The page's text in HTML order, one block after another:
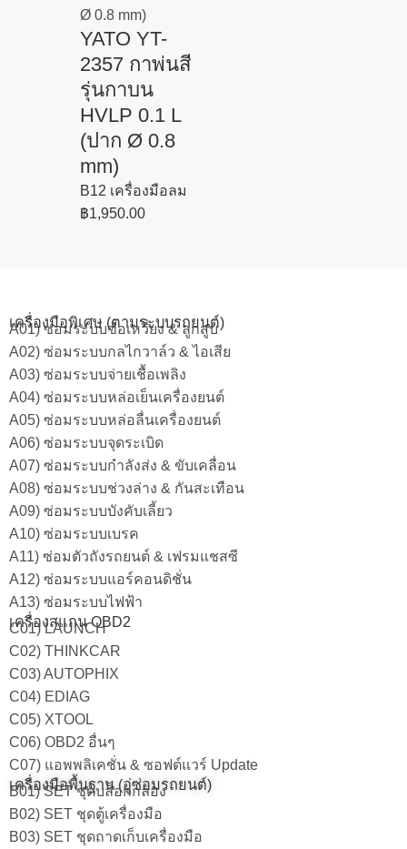
YATO YT-
2357 กาพ่นสี
รุ่นกาบน
HVLP 0.1 L
(ปาก Ø 0.8
mm)
B12 เครื่องมือลม
฿1,950.00
เครื่องมือพิเศษ (ตามระบบรถยนต์)
A01) ซ่อมระบบข้อเหวี่ยง & ลูกสูบ
A02) ซ่อมระบบกลไกวาล์ว & ไอเสีย
A03) ซ่อมระบบจ่ายเชื้อเพลิง
A04) ซ่อมระบบหล่อเย็นเครื่องยนต์
A05) ซ่อมระบบหล่อลื่นเครื่องยนต์
A06) ซ่อมระบบจุดระเบิด
A07) ซ่อมระบบกำลังส่ง & ขับเคลื่อน
A08) ซ่อมระบบช่วงล่าง & กันสะเทือน
A09) ซ่อมระบบบังคับเลี้ยว
A10) ซ่อมระบบเบรค
A11) ซ่อมตัวถังรถยนต์ & เฟรมแชสซี
A12) ซ่อมระบบแอร์คอนดิชั่น
A13) ซ่อมระบบไฟฟ้า
เครื่องสแกน OBD2
C01) LAUNCH
C02) THINKCAR
C03) AUTOPHIX
C04) EDIAG
C05) XTOOL
C06) OBD2 อื่นๆ
C07) แอพพลิเคชั่น & ซอฟต์แวร์ Update
เครื่องมือพื้นฐาน (อู่ซ่อมรถยนต์)
B01) SET ชุดบล็อกกล่อง
B02) SET ชุดตู้เครื่องมือ
B03) SET ชุดถาดเก็บเครื่องมือ